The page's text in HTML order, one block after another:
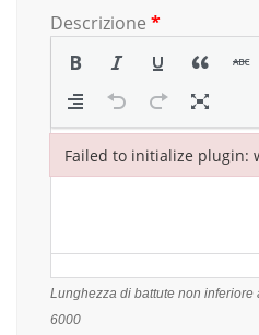
Descrizione *
Lunghezza di battute non inferiore
6000
Failed to initialize plugin:
Failed to initialize plugin: